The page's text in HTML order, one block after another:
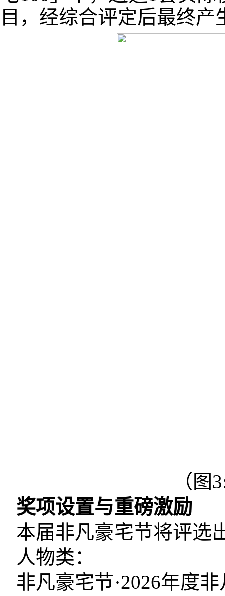
目，经综合评定后最终产
（
奖项设置与重磅激励
本届非凡豪宅节将评选
人物类：
非凡豪宅节·2026年度